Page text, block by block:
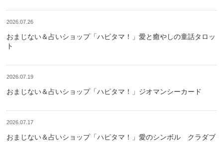
2026.07.26
おまじない＆占いショップ「ハピタマ！」愛と癒やしの童話タロッ
ト
2026.07.19
おまじない＆占いショップ「ハピタマ！」ジオマンシーカード
2026.07.17
おまじない＆占いショップ「ハピタマ！」愛のシンボル クラダブ